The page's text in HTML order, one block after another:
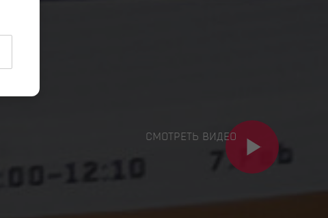
СМОТРЕТЬ ВИДЕО